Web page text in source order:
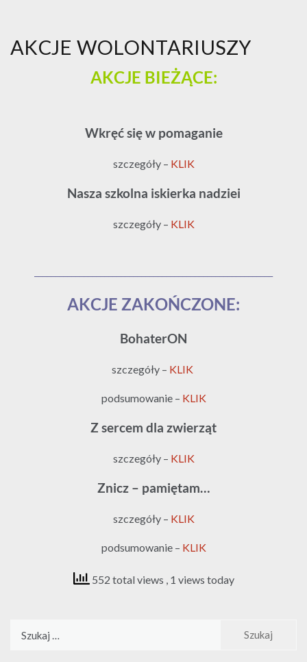
AKCJE WOLONTARIUSZY
AKCJE BIEŻĄCE:
Wkręć się w pomaganie
szczegóły – KLIK
Nasza szkolna iskierka nadziei
szczegóły – KLIK
AKCJE ZAKOŃCZONE:
BohaterON
szczegóły – KLIK
podsumowanie – KLIK
Z sercem dla zwierząt
szczegóły – KLIK
Znicz – pamiętam…
szczegóły – KLIK
podsumowanie – KLIK
552 total views , 1 views today